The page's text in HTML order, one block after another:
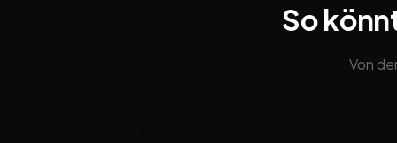
So
Von